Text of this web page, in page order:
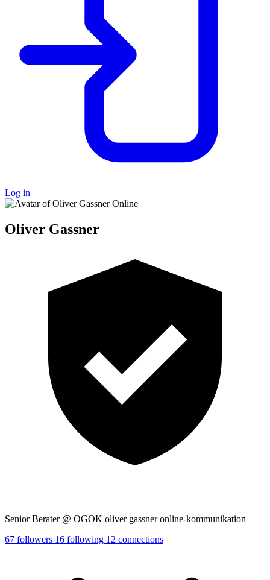
Log in
Online
Oliver Gassner
Senior Berater @ OGOK oliver gassner online-kommunikation
67 followers 16 following 12 connections